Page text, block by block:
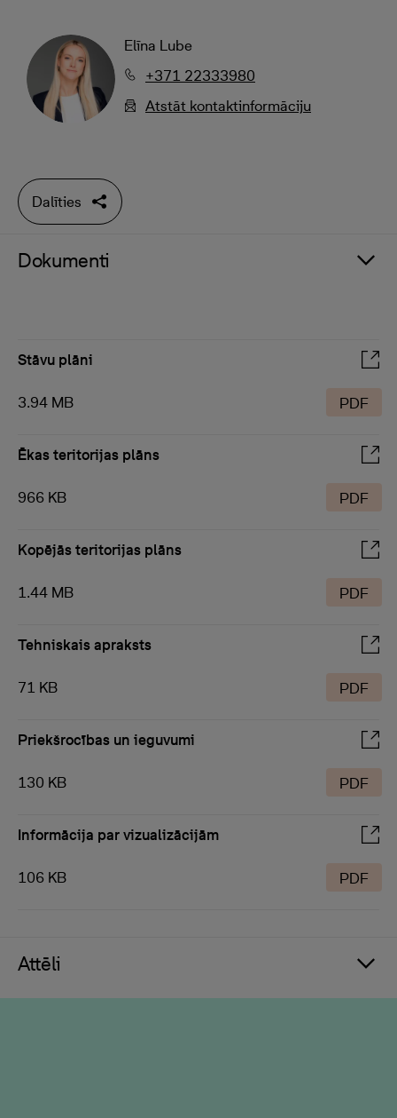
Elīna Lube
+371 22333980
Atstāt kontaktinformāciju
Dalīties
Dokumenti
Stāvu plāni
3.94 MB PDF
Ēkas teritorijas plāns
966 KB PDF
Kopējās teritorijas plāns
1.44 MB PDF
Tehniskais apraksts
71 KB PDF
Priekšrocības un ieguvumi
130 KB PDF
Informācija par vizualizācijām
106 KB PDF
Attēli